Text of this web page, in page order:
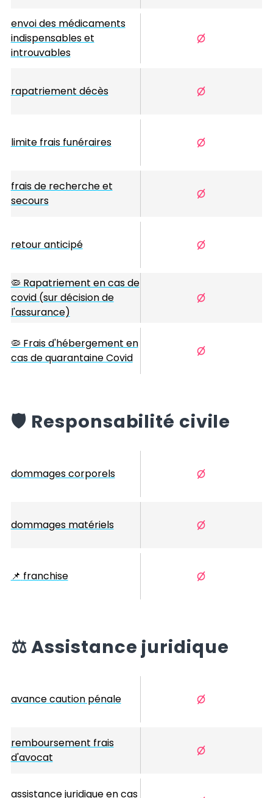
envoi des médicaments
indispensables et
introuvables
rapatriement décès
limite frais funéraires
frais de recherche et
secours
retour anticipé
🦠 Rapatriement en cas de
covid (sur décision de
l'assurance)
🦠 Frais d'hébergement en
cas de quarantaine Covid
️🛡️ Responsabilité civile
dommages corporels
dommages matériels
📌 franchise
⚖️Assistance juridique
avance caution pénale
remboursement frais
d'avocat
assistance juridique en cas